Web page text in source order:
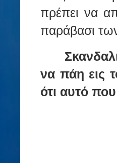
πρέ­πει να
πα­ρά­βα­σι
να πάη εις
ότι αυτό